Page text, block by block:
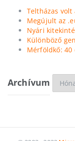
Teltházas volt
Megújult az
Nyári
Különböző
Mérföldkő: 40
Archívum